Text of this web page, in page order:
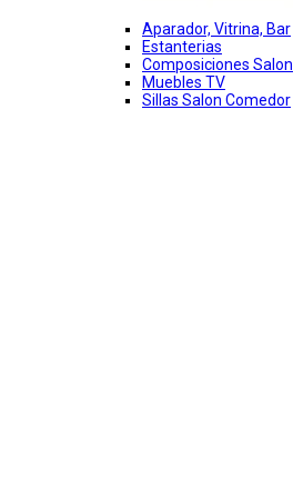
Aparador, Vitrina, Bar
Estanterias
Composiciones Salon
Muebles TV
Sillas Salon Comedor